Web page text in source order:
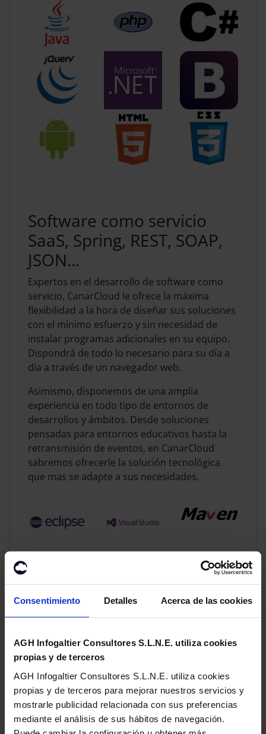
Consentimiento Detalles Acerca de las cookies
AGH Infogaltier Consultores S.L.N.E. utiliza cookies
propias y de terceros
AGH Infogaltier Consultores S.L.N.E. utiliza cookies
propias y de terceros para mejorar nuestros servicios y
mostrarle publicidad relacionada con sus preferencias
mediante el análisis de sus hábitos de navegación.
Software como servicio
SaaS, Spring, REST, SOAP,
JSON...
Expertos en el desarrollo de software como
servicio, CanarCloud le ofrece la máxima
flexibilidad a la hora de diseñar sus soluciones
con el mínimo esfuerzo y sin necesidad de
instalar programas adicionales en su equipo.
Dispondrá de todo lo necesario para su día a
día a través de un navegador web.
Asimismo, disponemos de una amplia
experiencia en todo tipo de entornos de
desarrollos y ámbitos. Desde soluciones
pensadas para entornos educativos hasta la
retransmisión de eventos, en CanarCloud
sabremos ofrecerle la solución tecnológica
que mas se adapte a sus necesidades.
Software de control y
videovigilancia
Con más de 10 años de experiencia en el
sector, CanarCloud le garantiza una solución